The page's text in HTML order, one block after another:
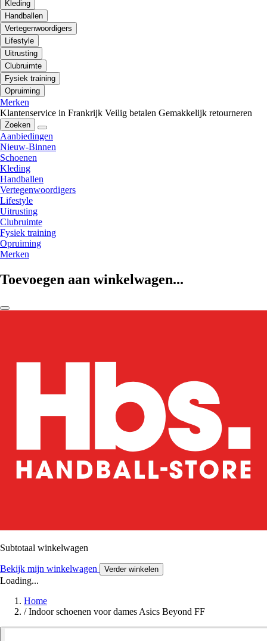
Kleding
Handballen
Vertegenwoordigers
Lifestyle
Uitrusting
Clubruimte
Fysiek training
Opruiming
Merken
Klantenservice in Frankrijk Veilig betalen Gemakkelijk retourneren
Zoeken
Aanbiedingen
Nieuw-Binnen
Schoenen
Kleding
Handballen
Vertegenwoordigers
Lifestyle
Uitrusting
Clubruimte
Fysiek training
Opruiming
Merken
Toevoegen aan winkelwagen...
Subtotaal winkelwagen
Bekijk mijn winkelwagen Verder winkelen
Loading...
Home
/ Indoor schoenen voor dames Asics Beyond FF